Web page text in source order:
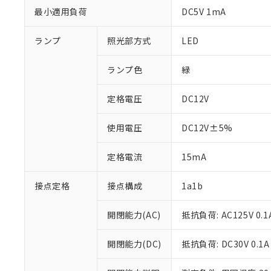
最小適用負荷 DC5V 1mA
ランプ 照光部方式 LED
ランプ色 緑
定格電圧 DC12V
使用電圧 DC12V±5%
定格電流 15mA
接点定格 接点構成 1a1b
開閉能力(AC) 抵抗負荷: AC125V
開閉能力(DC) 抵抗負荷: DC30V 0.1A
※1 対応状況
対応済み：EU
対応予定：EU
調査・確認中：